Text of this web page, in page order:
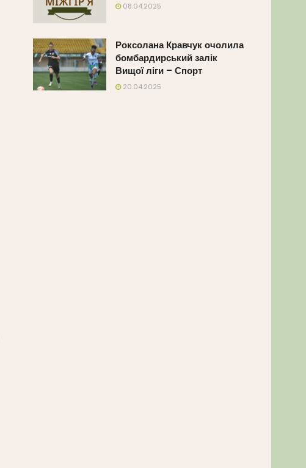
08.04.2025
Роксолана Кравчук очолила
бомбардирський залік
Вищої ліги – Спорт
20.04.2025